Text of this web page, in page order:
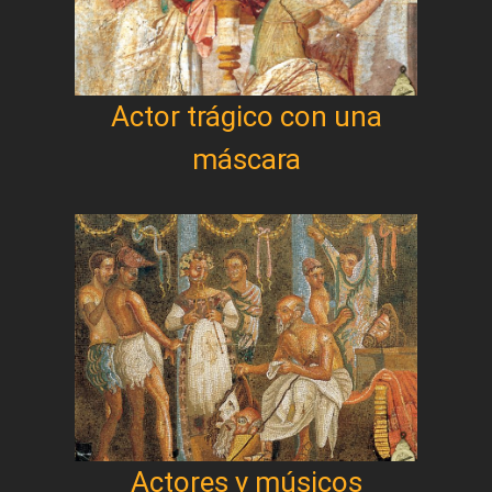
Actor trágico con una
máscara
Actores y músicos